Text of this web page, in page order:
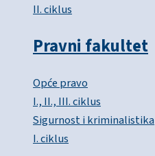
II. ciklus
Pravni fakultet
Opće pravo
I., II., III. ciklus
Sigurnost i kriminalistika
I. ciklus